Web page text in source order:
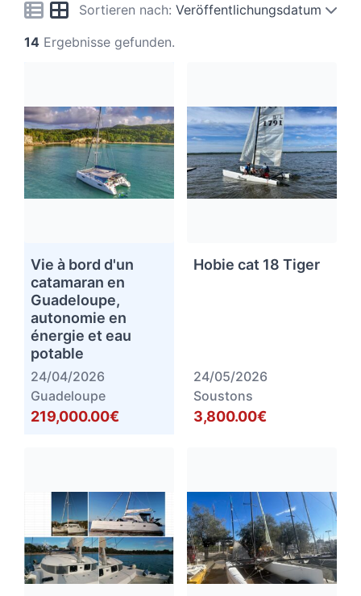
Sortieren nach: Veröffentlichungsdatum
14 Ergebnisse gefunden.
Vie à bord d'un
catamaran en
Guadeloupe,
autonomie en
énergie et eau
potable
24/04/2026
Guadeloupe
219,000.00€
Hobie cat 18 Tiger
24/05/2026
Soustons
3,800.00€